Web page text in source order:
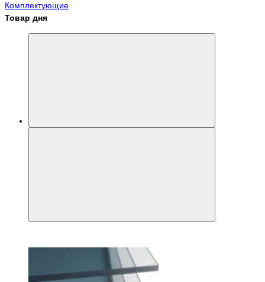
Комплектующие
Товар дня